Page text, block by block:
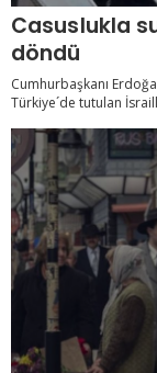
Casuslukla
döndü
Cumhurbaşkanı
Türkiye´de tutulan